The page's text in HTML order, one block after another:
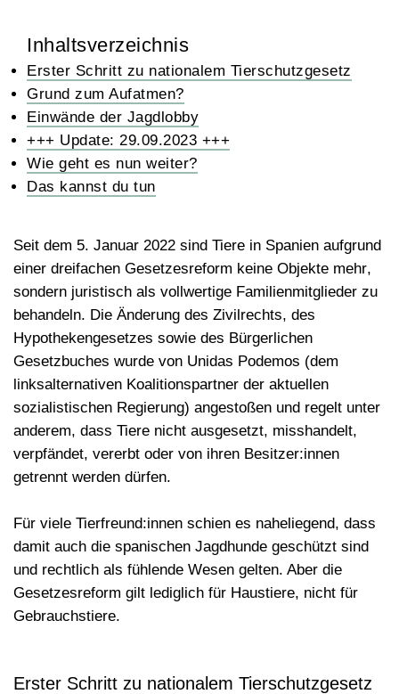
Inhaltsverzeichnis
Erster Schritt zu nationalem Tierschutzgesetz
Grund zum Aufatmen?
Einwände der Jagdlobby
+++ Update: 29.09.2023 +++
Wie geht es nun weiter?
Das kannst du tun
Seit dem 5. Januar 2022 sind Tiere in Spanien aufgrund
einer dreifachen Gesetzesreform keine Objekte mehr,
sondern juristisch als vollwertige Familienmitglieder zu
behandeln. Die Änderung des Zivilrechts, des
Hypothekengesetzes sowie des Bürgerlichen
Gesetzbuches wurde von Unidas Podemos (dem
linksalternativen Koalitionspartner der aktuellen
sozialistischen Regierung) angestoßen und regelt unter
anderem, dass Tiere nicht ausgesetzt, misshandelt,
verpfändet, vererbt oder von ihren Besitzer:innen
getrennt werden dürfen.
Für viele Tierfreund:innen schien es naheliegend, dass
damit auch die spanischen Jagdhunde geschützt sind
und rechtlich als fühlende Wesen gelten. Aber die
Gesetzesreform gilt lediglich für Haustiere, nicht für
Gebrauchstiere.
Erster Schritt zu nationalem Tierschutzgesetz